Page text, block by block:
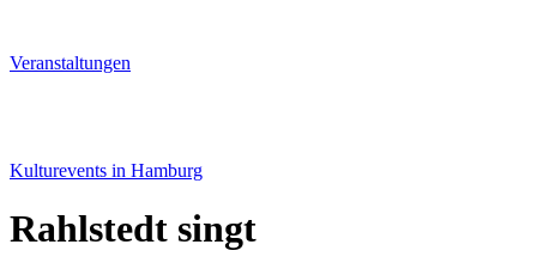
Veranstal­tungen
Kulturevents in Hamburg
Rahlstedt singt